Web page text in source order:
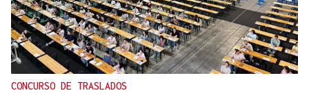
DESDE O 10 ATA O 20 DE AGOSTO
Ourense eríxese desde hoxe como capital do
folclore
CONCURSO DE TRASLADOS